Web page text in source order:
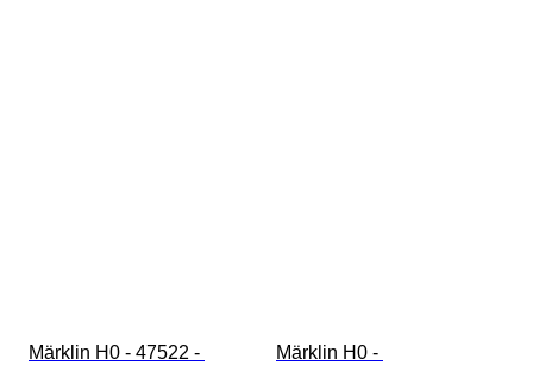
Märklin H0 - 47522 -
Märklin H0 -